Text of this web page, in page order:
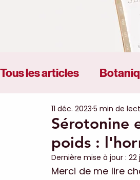
Tous les articles
Alimentation / Nutrition
Santé des femmes - éq.
Sérotonine
poids :
11 déc. 2023 5 min de
Dernière mise à jour : 22
Merci de me lire